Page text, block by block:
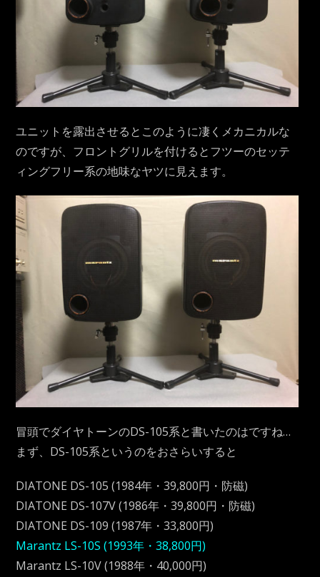
ユニットを露出させるとこのように凄くメカニカルな
のですが、フロントグリルを付けるとフツーのセッテ
ィングフリー系の地味なヤツに見えます。
冒頭でダイヤトーンのDS-105系と書いたのはですね…
まず、DS-105系というのをおさらいすると
DIATONE DS-105 (1984年・39,800円・防磁)
DIATONE DS-107V (1986年・39,800円・防磁)
DIATONE DS-109 (1987年・33,800円)
Marantz LS-10S (1993年・38,800円)
Marantz LS-10V (1988年・40,000円)